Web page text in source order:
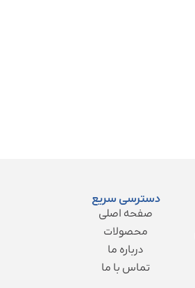
دسترسی سریع
صفحه اصلی
محصولات
درباره ما
تماس با ما